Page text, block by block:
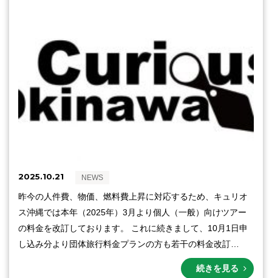
2025.10.21 NEWS
昨今の人件費、物価、燃料費上昇に対応するため、キュリオ
ス沖縄では本年（2025年）3月より個人（一般）向けツアー
の料金を改訂しております。 これに続きまして、10月1日申
し込み分より団体旅行料金プランの方も若干の料金改訂…
続きを見る